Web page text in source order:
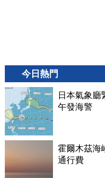
今日熱門
日本氣象
午發海警
霍爾木茲海
通行費